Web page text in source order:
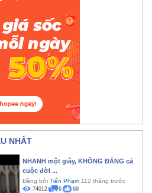
NHẤT
NHANH một giây, KHÔNG ĐÁNG cả
cuộc đời ...
Đăng bởi Tiến Phạm 112 tháng trước
74012 6 69